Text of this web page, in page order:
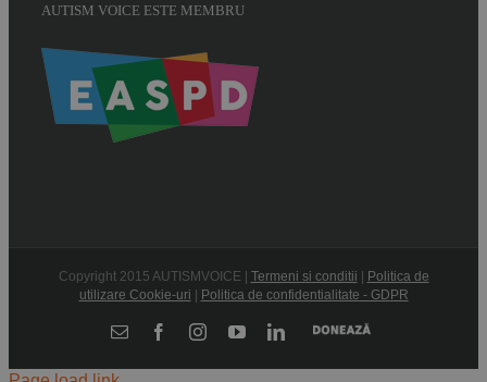
AUTISM VOICE ESTE MEMBRU
Copyright 2015 AUTISMVOICE | Termeni si conditii | Politica de
utilizare Cookie-uri | Politica de confidentialitate - GDPR
E-
FacebookInstagramYouTubeLinkedIn
Donează